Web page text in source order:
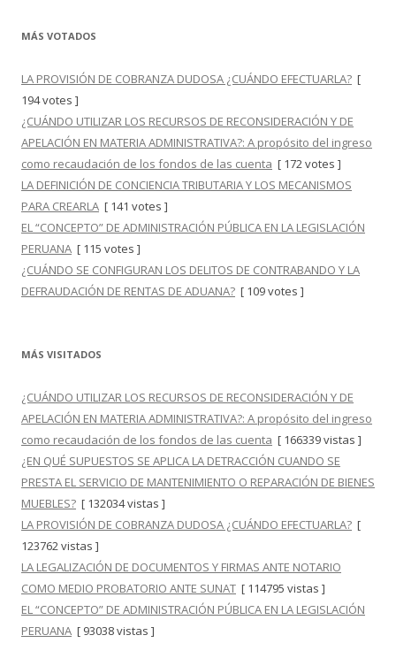
MÁS VOTADOS
LA PROVISIÓN DE COBRANZA DUDOSA ¿CUÁNDO EFECTUARLA? [
194 votes ]
¿CUÁNDO UTILIZAR LOS RECURSOS DE RECONSIDERACIÓN Y DE
APELACIÓN EN MATERIA ADMINISTRATIVA?: A propósito del ingreso
como recaudación de los fondos de las cuenta [ 172 votes ]
LA DEFINICIÓN DE CONCIENCIA TRIBUTARIA Y LOS MECANISMOS
PARA CREARLA [ 141 votes ]
EL “CONCEPTO” DE ADMINISTRACIÓN PÚBLICA EN LA LEGISLACIÓN
PERUANA [ 115 votes ]
¿CUÁNDO SE CONFIGURAN LOS DELITOS DE CONTRABANDO Y LA
DEFRAUDACIÓN DE RENTAS DE ADUANA? [ 109 votes ]
MÁS VISITADOS
¿CUÁNDO UTILIZAR LOS RECURSOS DE RECONSIDERACIÓN Y DE
APELACIÓN EN MATERIA ADMINISTRATIVA?: A propósito del ingreso
como recaudación de los fondos de las cuenta [ 166339 vistas ]
¿EN QUÉ SUPUESTOS SE APLICA LA DETRACCIÓN CUANDO SE
PRESTA EL SERVICIO DE MANTENIMIENTO O REPARACIÓN DE BIENES
MUEBLES? [ 132034 vistas ]
LA PROVISIÓN DE COBRANZA DUDOSA ¿CUÁNDO EFECTUARLA? [
123762 vistas ]
LA LEGALIZACIÓN DE DOCUMENTOS Y FIRMAS ANTE NOTARIO
COMO MEDIO PROBATORIO ANTE SUNAT [ 114795 vistas ]
EL “CONCEPTO” DE ADMINISTRACIÓN PÚBLICA EN LA LEGISLACIÓN
PERUANA [ 93038 vistas ]